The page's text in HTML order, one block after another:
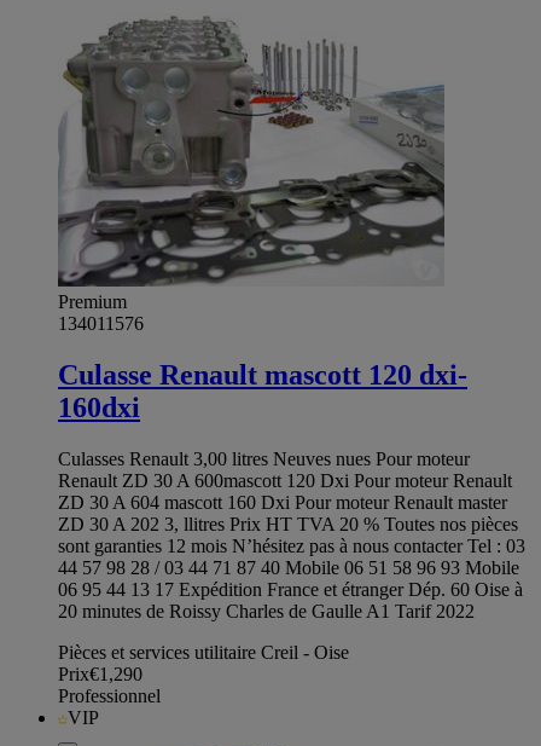
Premium
134011576
Culasse Renault mascott 120 dxi-
160dxi
Culasses Renault 3,00 litres Neuves nues Pour moteur
Renault ZD 30 A 600mascott 120 Dxi Pour moteur Renault
ZD 30 A 604 mascott 160 Dxi Pour moteur Renault master
ZD 30 A 202 3, llitres Prix HT TVA 20 % Toutes nos pièces
sont garanties 12 mois N’hésitez pas à nous contacter Tel : 03
44 57 98 28 / 03 44 71 87 40 Mobile 06 51 58 96 93 Mobile
06 95 44 13 17 Expédition France et étranger Dép. 60 Oise à
20 minutes de Roissy Charles de Gaulle A1 Tarif 2022
Pièces et services utilitaire Creil - Oise
Prix€1,290
Professionnel
VIP